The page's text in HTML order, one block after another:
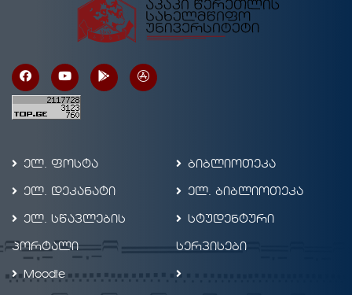
ელ. ფოსტა
ელ. დეკანატი
ელ. სწავლების
პორტალი
Moodle
ბიბლიოთეკა
ელ. ბიბლიოთეკა
სტუდენტური
სერვისები